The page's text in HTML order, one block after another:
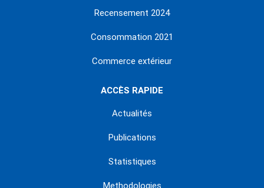
Recensement 2024
Consommation 2021
Commerce extérieur
ACCÈS RAPIDE
Actualités
Publications
Statistiques
Methodologies